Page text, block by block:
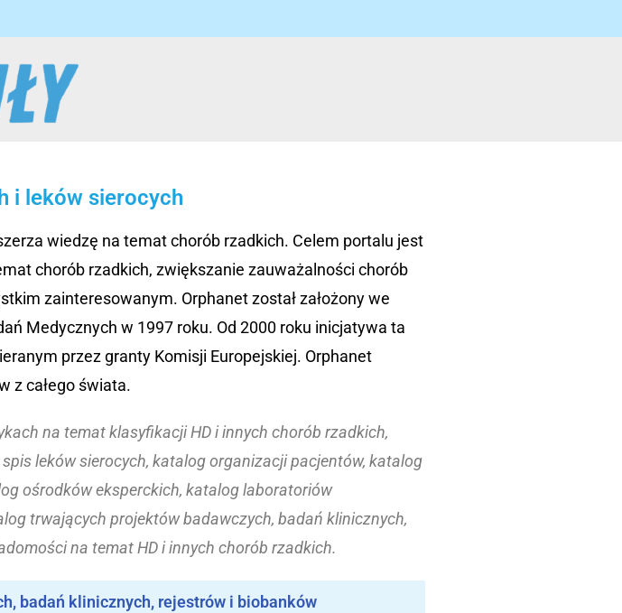
i leków sierocych
wiedzę na temat chorób rzadkich. Celem portalu jest
chorób rzadkich, zwiększanie zauważalności chorób
zainteresowanym. Orphanet został założony we
Medycznych w 1997 roku. Od 2000 roku inicjatywa ta
przez granty Komisji Europejskiej. Orphanet
z całego świata.
na temat klasyfikacji HD i innych chorób rzadkich,
leków sierocych, katalog organizacji pacjentów, katalog
ośrodków eksperckich, katalog laboratoriów
trwających projektów badawczych, badań klinicznych,
na temat HD i innych chorób rzadkich.
badań klinicznych, rejestrów i biobanków